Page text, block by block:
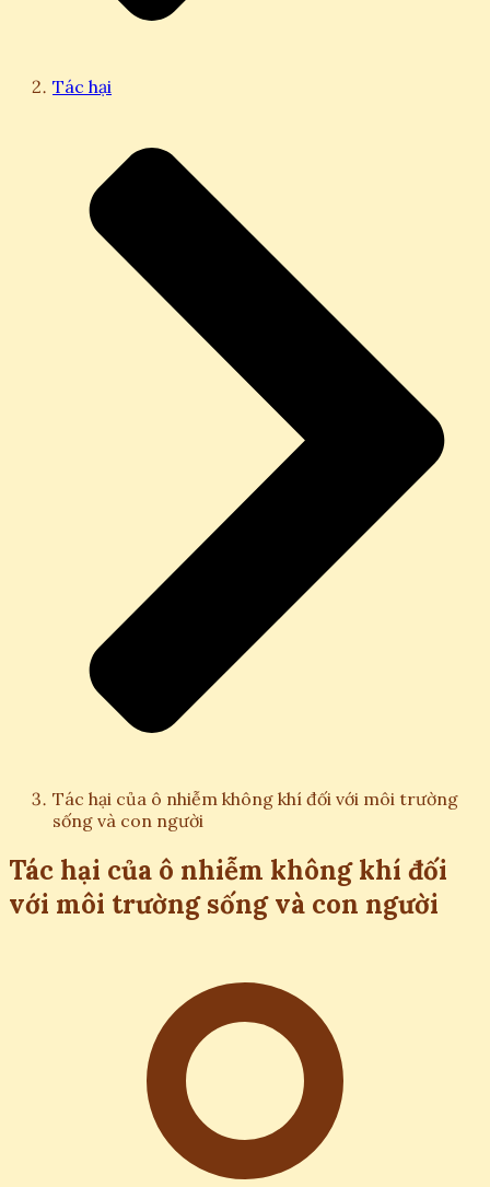
Tác hại
Tác hại của ô nhiễm không khí đối với môi trường
sống và con người
Tác hại của ô nhiễm không khí đối
với môi trường sống và con người